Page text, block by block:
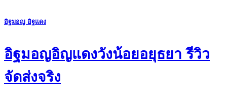
อิฐมอญ อิฐแดง
อิฐมอญอิญแดงวังน้อยอยุธยา รีวิว
จัดส่งจริง